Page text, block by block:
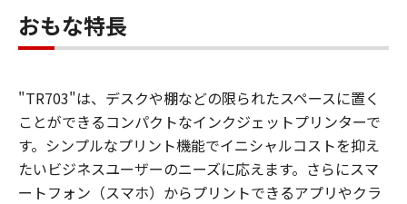
おもな特長
"TR703"は、デスクや棚などの限られたスペースに置く
ことができるコンパクトなインクジェットプリンターで
す。シンプルなプリント機能でイニシャルコストを抑え
たいビジネスユーザーのニーズに応えます。さらにスマ
ートフォン（スマホ）からプリントできるアプリやクラ